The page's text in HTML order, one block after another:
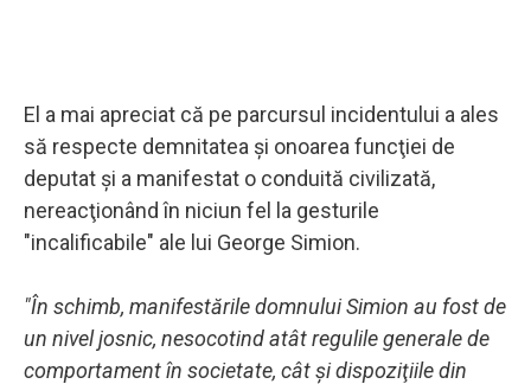
El a mai apreciat că pe parcursul incidentului a ales
să respecte demnitatea şi onoarea funcţiei de
deputat şi a manifestat o conduită civilizată,
nereacţionând în niciun fel la gesturile
"incalificabile" ale lui George Simion.
"În schimb, manifestările domnului Simion au fost de
un nivel josnic, nesocotind atât regulile generale de
comportament în societate, cât şi dispoziţiile din